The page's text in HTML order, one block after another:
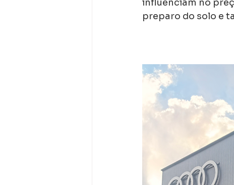
influenciam no
preparo do solo e